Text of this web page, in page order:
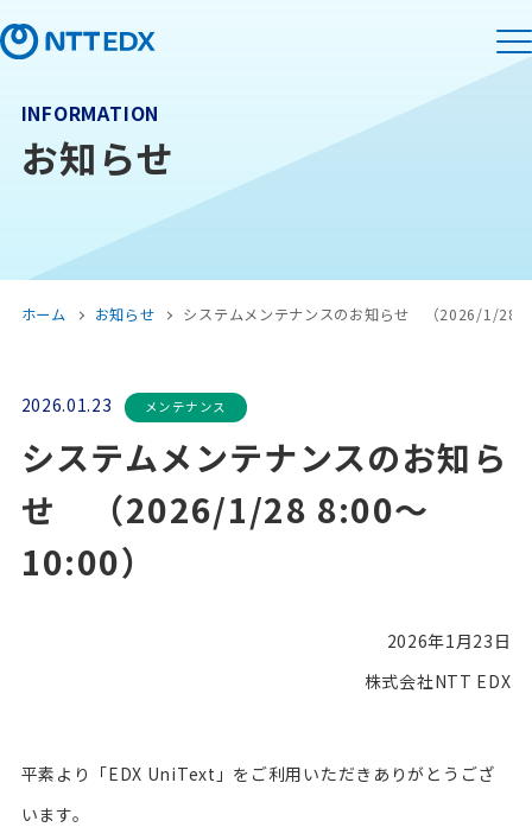
INFORMATION
お知らせ
ホーム お知らせ システムメンテナンスのお知らせ （2026/1/28
2026.01.23 メンテナンス
システムメンテナンスのお知ら
せ （2026/1/28 8:00～
10:00）
2026年1月23日
株式会社NTT EDX
平素より「EDX UniText」をご利用いただきありがとうござ
います。